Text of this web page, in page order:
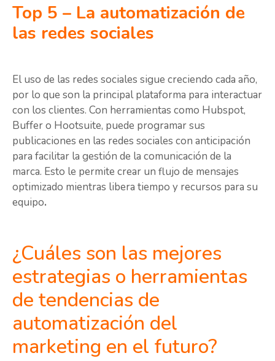
Top 5 – La automatización de
las redes sociales
El uso de las redes sociales sigue creciendo cada año,
por lo que son la principal plataforma para interactuar
con los clientes. Con herramientas como Hubspot,
Buffer o Hootsuite, puede programar sus
publicaciones en las redes sociales con anticipación
para facilitar la gestión de la comunicación de la
marca. Esto le permite crear un flujo de mensajes
optimizado mientras libera tiempo y recursos para su
equipo.
¿Cuáles son las mejores
estrategias o herramientas
de tendencias de
automatización del
marketing en el futuro?